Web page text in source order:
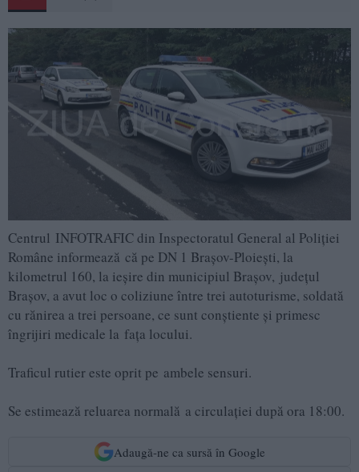
Centrul INFOTRAFIC din Inspectoratul General al Poliției
Române informează că pe DN 1 Brașov-Ploiești, la
kilometrul 160, la ieșire din municipiul Brașov, județul
Brașov, a avut loc o coliziune între trei autoturisme, soldată
cu rănirea a trei persoane, ce sunt conștiente și primesc
îngrijiri medicale la fața locului.
Traficul rutier este oprit pe ambele sensuri.
Se estimează reluarea normală a circulației după ora 18:00.
Adaugă-ne ca sursă în Google